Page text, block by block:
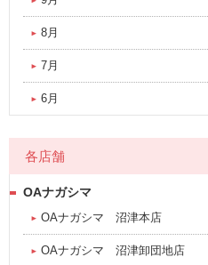
8月
7月
6月
各店舗
OAナガシマ
OAナガシマ 沼津本店
OAナガシマ 沼津卸団地店